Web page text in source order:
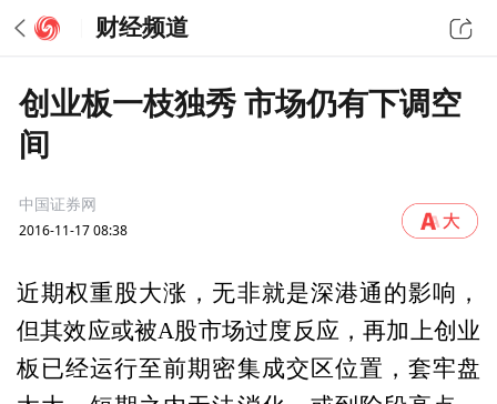
财经频道
创业板一枝独秀 市场仍有下调空
间
中国证券网
2016-11-17 08:38
近期权重股大涨，无非就是深港通的影响，
但其效应或被A股市场过度反应，再加上创业
板已经运行至前期密集成交区位置，套牢盘